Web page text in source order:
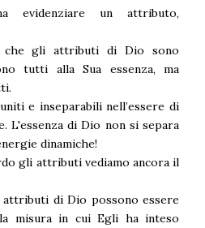
evidenziare un attributo,
che gli attributi di Dio sono
tutti alla Sua essenza, ma
e inseparabili nell’essere di
L'essenza di Dio non si separa
dinamiche!
gli attributi vediamo ancora il
di Dio possono essere
misura in cui Egli ha inteso